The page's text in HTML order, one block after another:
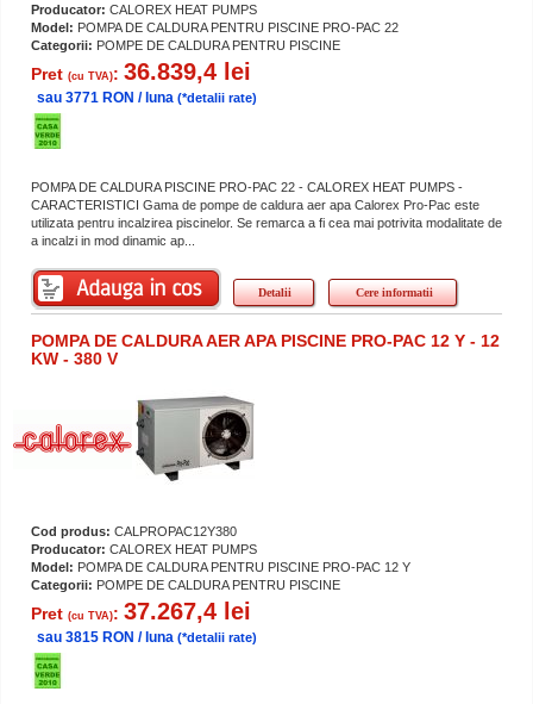
Producator: CALOREX HEAT PUMPS
Model: POMPA DE CALDURA PENTRU PISCINE PRO-PAC 22
Categorii: POMPE DE CALDURA PENTRU PISCINE
Pret (cu TVA): 36.839,4 lei
sau 3771 RON / luna (*detalii rate)
POMPA DE CALDURA PISCINE PRO-PAC 22 - CALOREX HEAT PUMPS -
CARACTERISTICI Gama de pompe de caldura aer apa Calorex Pro-Pac este
utilizata pentru incalzirea piscinelor. Se remarca a fi cea mai potrivita modalitate de
a incalzi in mod dinamic ap...
Detalii Cere informatii
POMPA DE CALDURA AER APA PISCINE PRO-PAC 12 Y - 12
KW - 380 V
Cod produs: CALPROPAC12Y380
Producator: CALOREX HEAT PUMPS
Model: POMPA DE CALDURA PENTRU PISCINE PRO-PAC 12 Y
Categorii: POMPE DE CALDURA PENTRU PISCINE
Pret (cu TVA): 37.267,4 lei
sau 3815 RON / luna (*detalii rate)